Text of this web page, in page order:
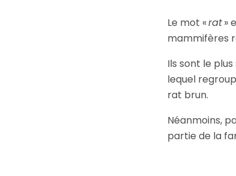
Le mot «rat»
mammifères
Ils sont le
lequel
rat brun.
Néanmoins,
partie de la